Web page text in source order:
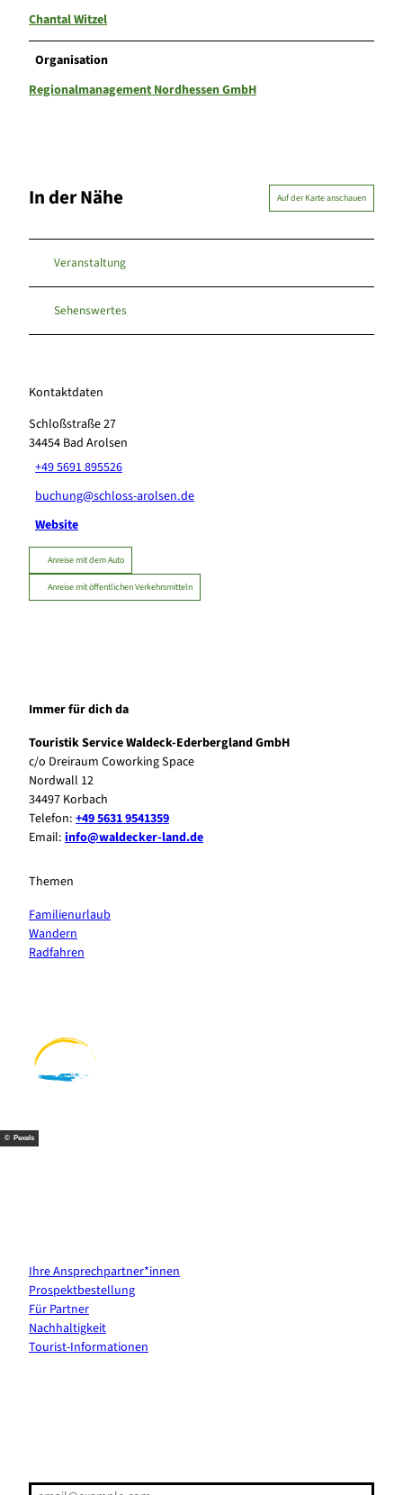
Chantal Witzel
Organisation
Regionalmanagement Nordhessen GmbH
In der Nähe Auf der Karte anschauen
Veranstaltung
Sehenswertes
Kontaktdaten
Schloßstraße 27
34454 Bad Arolsen
+49 5691 895526
buchung@schloss-arolsen.de
Website
Anreise mit dem Auto
Anreise mit öffentlichen Verkehrsmitteln
Immer für dich da
Touristik Service Waldeck-Ederbergland GmbH
c/o Dreiraum Coworking Space
Nordwall 12
34497 Korbach
Telefon: +49 5631 9541359
Email: info@waldecker-land.de
Themen
Familienurlaub
Wandern
Radfahren
b
n
t
r
e
t
u
b
© Pexels
Ihre Ansprechpartner*innen
Prospektbestellung
Für Partner
Nachhaltigkeit
Tourist-Informationen